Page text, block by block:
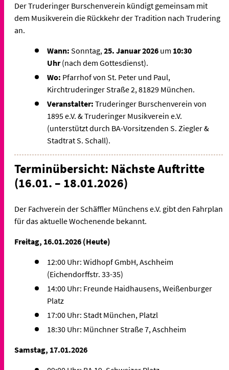
Der Truderinger Burschenverein kündigt gemeinsam mit
dem Musikverein die Rückkehr der Tradition nach Trudering
an.
Wann: Sonntag,25. Januar 2026 um 10:30
Uhr(nach dem Gottesdienst).
Wo: Pfarrhof von St. Peter und Paul,
Kirchtruderinger Straße 2, 81829 München.
Veranstalter: Truderinger Burschenverein von
1895 e.V. & Truderinger Musikverein e.V.
(unterstützt durch BA-Vorsitzenden S. Ziegler &
Stadtrat S. Schall).
Terminübersicht: Nächste Auftritte
(16.01. – 18.01.2026)
Der Fachverein der Schäffler Münchens e.V. gibt den Fahrplan
für das aktuelle Wochenende bekannt.
Freitag, 16.01.2026 (Heute)
12:00 Uhr: Widhopf GmbH, Aschheim
(Eichendorffstr. 33-35)
14:00 Uhr: Freunde Haidhausens, Weißenburger
Platz
17:00 Uhr: Stadt München, Platzl
18:30 Uhr: Münchner Straße 7, Aschheim
Samstag, 17.01.2026